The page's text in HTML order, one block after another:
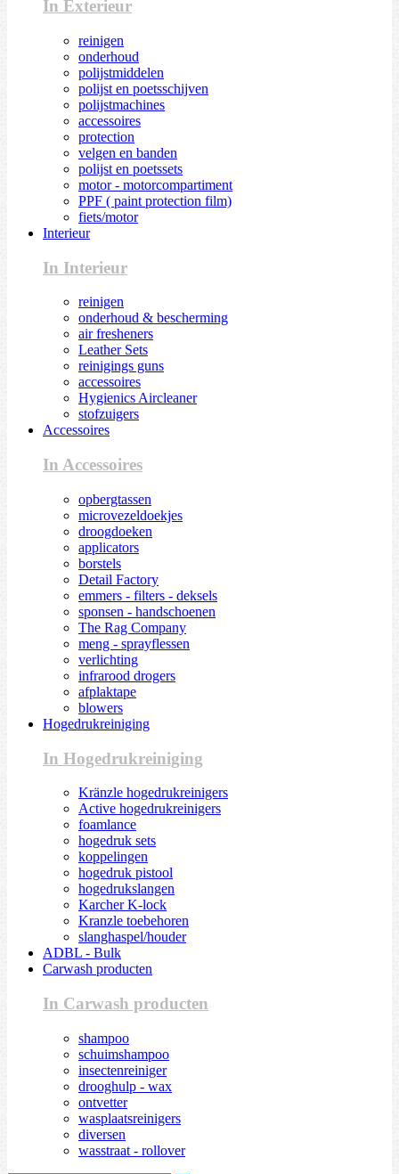
In Exterieur
reinigen
onderhoud
polijstmiddelen
polijst en poetsschijven
polijstmachines
accessoires
protection
velgen en banden
polijst en poetssets
motor - motorcompartiment
PPF ( paint protection film)
fiets/motor
Interieur
In Interieur
reinigen
onderhoud & bescherming
air fresheners
Leather Sets
reinigings guns
accessoires
Hygienics Aircleaner
stofzuigers
Accessoires
In Accessoires
opbergtassen
microvezeldoekjes
droogdoeken
applicators
borstels
Detail Factory
emmers - filters - deksels
sponsen - handschoenen
The Rag Company
meng - sprayflessen
verlichting
infrarood drogers
afplaktape
blowers
Hogedrukreiniging
In Hogedrukreiniging
Kränzle hogedrukreinigers
Active hogedrukreinigers
foamlance
hogedruk sets
koppelingen
hogedruk pistool
hogedrukslangen
Karcher K-lock
Kranzle toebehoren
slanghaspel/houder
ADBL - Bulk
Carwash producten
In Carwash producten
shampoo
schuimshampoo
insectenreiniger
drooghulp - wax
ontvetter
wasplaatsreinigers
diversen
wasstraat - rollover